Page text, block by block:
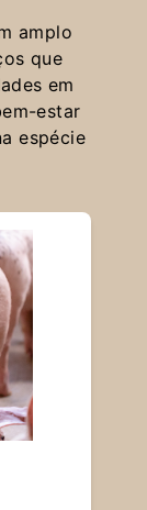
amplo
que
em
estar
espécie